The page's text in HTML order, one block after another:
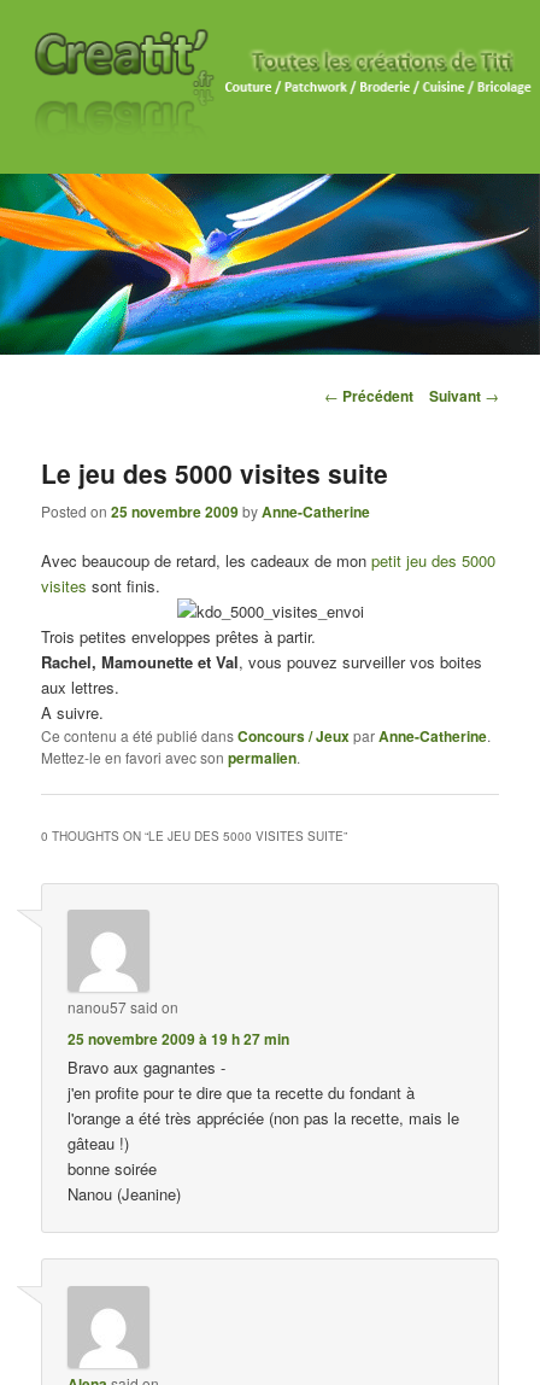
Navigation des articles
← Précédent Suivant →
Le jeu des 5000 visites suite
Posted on25 novembre 2009byAnne-Catherine
Avec beaucoup de retard, les cadeaux de monpetit jeu des 5000
visites sont finis.
Trois petites enveloppes prêtes à partir.
Rachel, Mamounette et Val, vous pouvez surveiller vos boites
aux lettres.
A suivre.
Ce contenu a été publié dansConcours / JeuxparAnne-Catherine.
Mettez-le en favori avec sonpermalien.
0 THOUGHTS ON “LE JEU DES 5000 VISITES SUITE”
nanou57said on
25 novembre 2009 à 19 h 27 min
Bravo aux gagnantes -
j'en profite pour te dire que ta recette du fondant à
l'orange a été très appréciée (non pas la recette, mais le
gâteau !)
bonne soirée
Nanou (Jeanine)